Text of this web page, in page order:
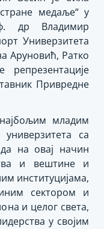
медаље“ у
др Владимир
Универзитета
Аруновић, Ратко
репрезентације
Привредне
младим
са
на овај начин
и вештине и
институцијама,
сектором и
и целог света,
у својим